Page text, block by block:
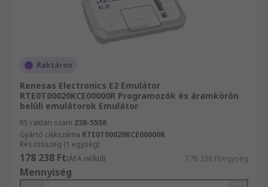
Raktáron
Renesas Electronics E2 Emulátor
RTE0T00020KCE00000R Programozók és áramkörön
belüli emulátorok Emulátor
RS raktári szám 238-5558
Gyártó cikkszáma RTE0T00020KCE00000R
Részösszeg (1 egység)
178 238 Ft(ÁFA nélkül) 178 238 Ft/egység
Mennyiség